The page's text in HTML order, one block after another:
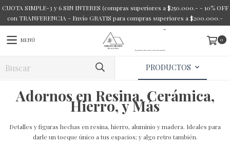
CUOTA SIMPLE-3 y 6 SIN INTERES (compras superiores a $250.000.- - 10% OFF
con TRANFERENCIA - Envío GRATIS para compras superiores a $200.000.-
MENÚ 0
PRODUCTOS
Adornos en Resina, Cerámica,
Hierro, y Más
Detalles y figuras hechas en resina, hierro, aluminio y madera. Ideales para
darle un toeque único a tus espacios; y algo retro también.